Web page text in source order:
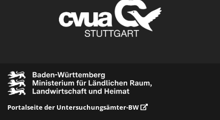
Portalseite der Untersuchungsämter-BW